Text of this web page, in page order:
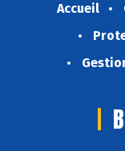
Accueil